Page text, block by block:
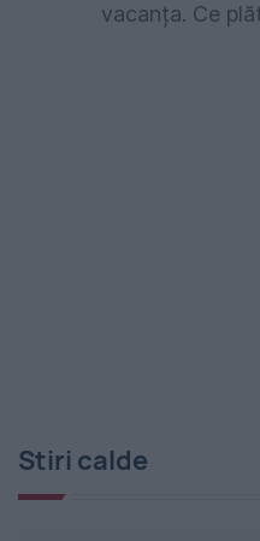
vacanța. Ce
Stiri calde